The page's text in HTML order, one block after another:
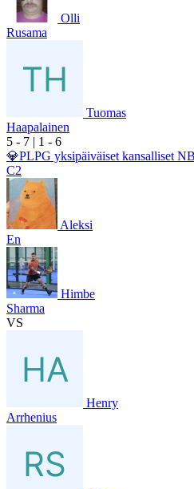
Olli
Rusama
Tuomas
Haapalainen
5 - 7 | 1 - 6
💎PLPG yksipäiväiset kansalliset
C2
Aleksi
En
Himbe
Sharma
VS
Henry
Arrhenius